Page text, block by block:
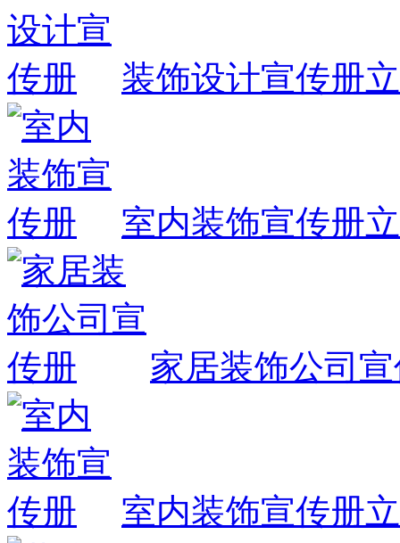
装饰设计宣传册
室内装饰宣传册
家居装饰公司
室内装饰宣传册